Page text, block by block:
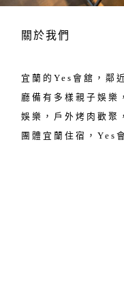
關於我們
宜蘭的Yes會舘，鄰
廳備有多樣親子娛樂
娛樂，戶外烤肉歡聚
團體宜蘭住宿，Yes